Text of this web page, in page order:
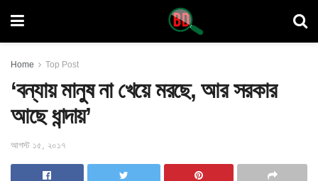
Home Top Post
‘বন্যায় মানুষ না খেয়ে মরছে, আর সরকার
আছে ধান্দায়’
আগস্ট ১৫, ২০১৭